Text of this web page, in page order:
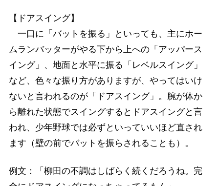
【ドアスイング】
一口に「バットを振る」といっても、主にホー
ムランバッターがやる下から上への「アッパース
イング」、地面と水平に振る「レベルスイング」
など、色々な振り方がありますが、やってはいけ
ないと言われるのが「ドアスイング」。腕が体か
ら離れた状態でスイングするとドアスイングと言
われ、少年野球では必ずといっていいほど直され
ます（壁の前でバットを振らされることも）。
例文：「柳田の不調はしばらく続くだろうね。完